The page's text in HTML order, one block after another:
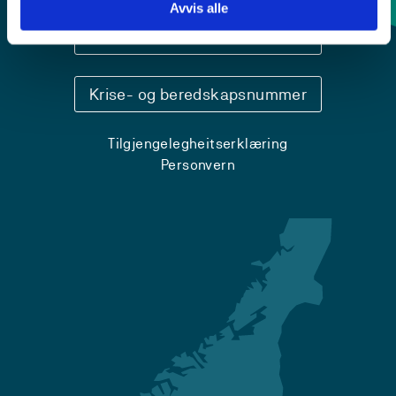
Avvis alle
Sentralbord: 55 58 58 00
Krise- og beredskapsnummer
Tilgjengelegheitserklæring
Personvern